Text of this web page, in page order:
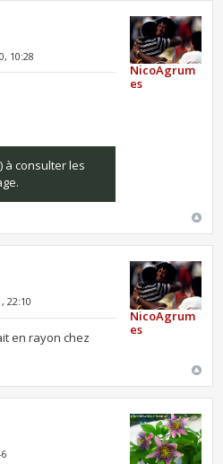
10:28
à consulter les
NicoAgrum
es
22:10
en rayon chez
NicoAgrum
es